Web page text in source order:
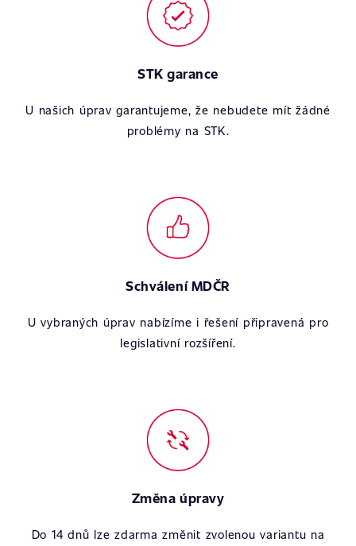
STK garance
U našich úprav garantujeme, že nebudete mít žádné
problémy na STK.
Schválení MDČR
U vybraných úprav nabízíme i řešení připravená pro
legislativní rozšíření.
Změna úpravy
Do 14 dnů lze zdarma změnit zvolenou variantu na